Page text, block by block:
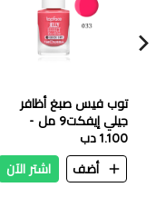
توب فيس صبغ أظافر
جيلي إيفكت9 مل -
PT110-033
1.100 دب
أضف
اشتر الآن